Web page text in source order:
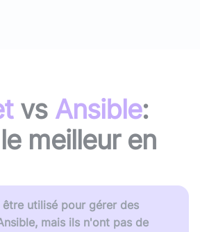
vs Ansible:
meilleur en
utilisé pour gérer des
mais ils n'ont pas de